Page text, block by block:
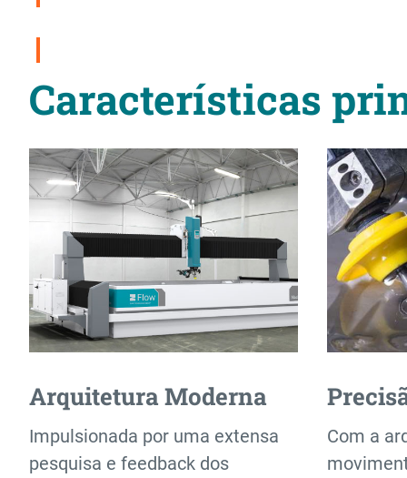
Características
Arquitetura Moderna
Impulsionada por uma extensa
pesquisa e feedback dos
Com a